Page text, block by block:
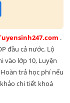
.
đầu cả nước. Lộ
vào lớp 10, Luyện
trả học phí nếu
chi tiết khoá